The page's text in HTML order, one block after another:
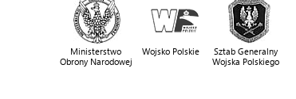
Ministerstwo
Obrony Narodowej
Wojsko Polskie
Sztab Generalny
Wojska Polskiego